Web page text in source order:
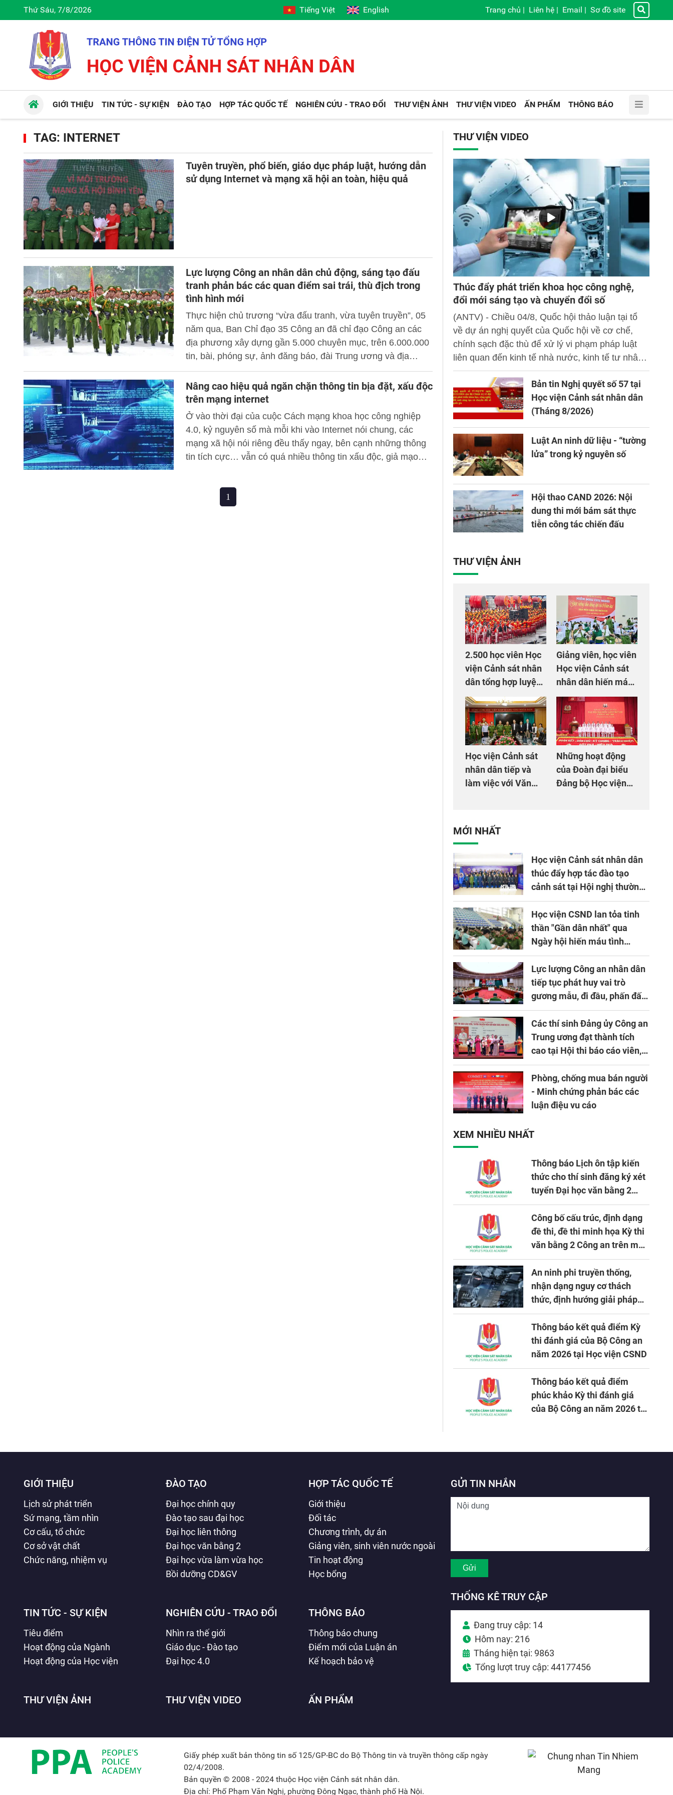
Thứ Sáu, 7/8/2026 Tiếng Việt English Trang chủ | Liên hệ | Email | Sơ đồ site
GIỚI THIỆU TIN TỨC - SỰ KIỆN ĐÀO TẠO HỢP TÁC QUỐC TẾ NGHIÊN CỨU - TRAO ĐỔI THƯ VIỆN ẢNH THƯ VIỆN VIDEO ẤN PHẨM THÔNG BÁO
TAG: INTERNET
Tuyên truyền, phổ biến, giáo dục pháp luật, hướng dẫn
sử dụng Internet và mạng xã hội an toàn, hiệu quả
Lực lượng Công an nhân dân chủ động, sáng tạo đấu
tranh phản bác các quan điểm sai trái, thù địch trong
tình hình mới
Thực hiện chủ trương “vừa đấu tranh, vừa tuyên truyền”, 05
năm qua, Ban Chỉ đạo 35 Công an đã chỉ đạo Công an các
địa phương xây dựng gần 5.000 chuyên mục, trên 6.000.000
tin, bài, phóng sự, ảnh đăng báo, đài Trung ương và địa
phương; phối hợp các địa phương tổ chức trên 7.000 buổi
tuyên truyền pháp luật...
Nâng cao hiệu quả ngăn chặn thông tin bịa đặt, xấu độc
trên mạng internet
Ở vào thời đại của cuộc Cách mạng khoa học công nghiệp
4.0, kỷ nguyên số mà mỗi khi vào Internet nói chung, các
mạng xã hội nói riêng đều thấy ngay, bên cạnh những thông
tin tích cực… vẫn có quá nhiều thông tin xấu độc, giả mạo
1
THƯ VIỆN VIDEO
Thúc đẩy phát triển khoa học công nghệ,
đổi mới sáng tạo và chuyển đổi số
(ANTV) - Chiều 04/8, Quốc hội thảo luận tại tổ
về dự án nghị quyết của Quốc hội về cơ chế,
chính sạch đặc thù để xử lý vi phạm pháp luật
liên quan đến kinh tế nhà nước, kinh tế tư nhân
và ứng dụng khoa học công nghệ, đổi mới sáng
tạo và chuyển đổi số.Bản tin Nghị quyết số 57 tại
Học viện Cảnh sát nhân dân
(Tháng 8/2026)
Luật An ninh dữ liệu - “tường
lửa” trong kỷ nguyên số
Hội thao CAND 2026: Nội
dung thi mới bám sát thực
tiễn công tác chiến đấu
THƯ VIỆN ẢNH
2.500 học viên Học
viện Cảnh sát nhân
dân tổng hợp luyện
màn Trống hội chào
mừng Đại hội Đảng
Giảng viên, học viên
Học viện Cảnh sát
nhân dân hiến máu
giúp dân và đồng
đội
Học viện Cảnh sát
nhân dân tiếp và
làm việc với Văn
Bản tại Việt Nam
Những hoạt động
của Đoàn đại biểu
Đảng bộ Học viện
- 2030
MỚI NHẤT
Học viện Cảnh sát nhân dân
thúc đẩy hợp tác đào tạo
cảnh sát tại Hội nghị thường
niên lần thứ 10 của Hiệp hội
APTA
Học viện CSND lan tỏa tinh
thần "Gần dân nhất" qua
Ngày hội hiến máu tình
nguyện
Lực lượng Công an nhân dân
tiếp tục phát huy vai trò
gương mẫu, đi đầu, phấn đấu
hoàn thành xuất sắc mọi
nhiệm vụ được giao
Các thí sinh Đảng ủy Công an
Trung ương đạt thành tích
cao tại Hội thi báo cáo viên,
tuyên truyền viên giỏi khu
vực II năm 2026
Phòng, chống mua bán người
- Minh chứng phản bác các
luận điệu vu cáo
XEM NHIỀU NHẤT
Thông báo Lịch ôn tập kiến
thức cho thí sinh đăng ký xét
tuyển Đại học văn bằng 2
tuyển mới, mở tại Học viện
CSND năm học 2026 - 2027
Công bố cấu trúc, định dạng
đề thi, đề thi minh họa Kỳ thi
văn bằng 2 Công an trên máy
tính
An ninh phi truyền thống,
nhận dạng nguy cơ thách
thức, định hướng giải pháp
đảm bảo an ninh quốc gia
trong tình hình hiện nay
Thông báo kết quả điểm Kỳ
thi đánh giá của Bộ Công an
năm 2026 tại Học viện CSND
Thông báo kết quả điểm
phúc khảo Kỳ thi đánh giá
của Bộ Công an năm 2026 tại
GIỚI THIỆU
Lịch sử phát triển
Sứ mạng, tầm nhìn
Cơ cấu, tổ chức
Cơ sở vật chất
Chức năng, nhiệm vụ
ĐÀO TẠO
Đại học chính quy
Đào tạo sau đại học
Đại học liên thông
Đại học văn bằng 2
Đại học vừa làm vừa học
Bồi dưỡng CD&GV
HỢP TÁC QUỐC TẾ
Giới thiệu
Đối tác
Chương trình, dự án
Giảng viên, sinh viên nước ngoài
Tin hoạt động
Học bổng
TIN TỨC - SỰ KIỆN
Tiêu điểm
Hoạt động của Ngành
Hoạt động của Học viện
NGHIÊN CỨU - TRAO ĐỔI
Nhìn ra thế giới
Giáo dục - Đào tạo
Đại học 4.0
THÔNG BÁO
Thông báo chung
Điểm mới của Luận án
Kế hoạch bảo vệ
THƯ VIỆN ẢNH THƯ VIỆN VIDEO ẤN PHẨM
GỬI TIN NHẮN
THỐNG KÊ TRUY CẬP
Đang truy cập: 14
Hôm nay: 216
Tháng hiện tại: 9863
Tổng lượt truy cập: 44177456
Giấy phép xuất bản thông tin số 125/GP-BC do Bộ Thông tin và truyền thông cấp ngày
02/4/2008.
Bản quyền © 2008 - 2024 thuộc Học viện Cảnh sát nhân dân.
Địa chỉ: Phố Phạm Văn Nghị, phường Đông Ngạc, thành phố Hà Nội.